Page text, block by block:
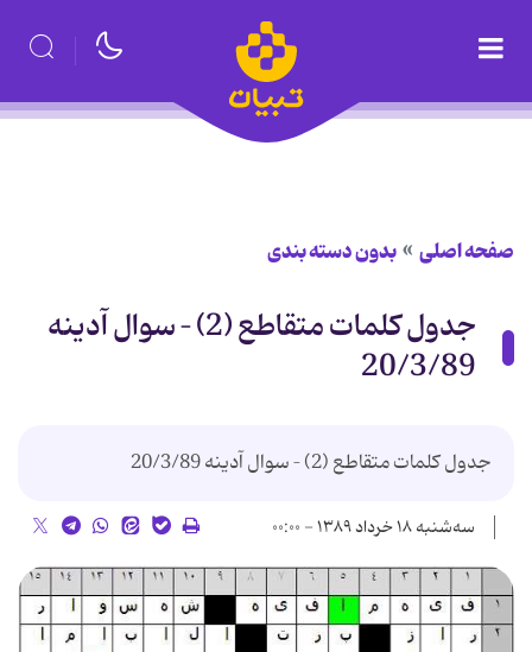
صفحه اصلی بدون دسته بندی
جدول کلمات متقاطع (2) – سوال آدینه
20/3/89
جدول کلمات متقاطع (2) – سوال آدینه 20/3/89
سه‌شنبه ۱۸ خرداد ۱۳۸۹ - ۰۰:۰۰